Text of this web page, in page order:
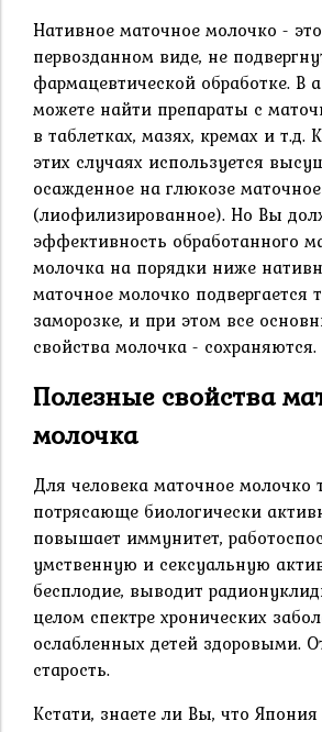
Нативное маточное молочко -
первозданном виде, не
фармацевтической обработке. В
можете найти препараты с
в таблетках, мазях, кремах и т.д.
этих случаях используется
осажденное на глюкозе
(лиофилизированное). Но Вы
эффективность обработанного
молочка на порядки ниже
маточное молочко подвергается
заморозке, и при этом все
свойства молочка - сохраняются.
Полезные свойства
молочка
Для человека маточное молочко
потрясающе биологически
повышает иммунитет,
умственную и сексуальную
бесплодие, выводит
целом спектре хронических
ослабленных детей здоровыми.
старость.
Кстати, знаете ли Вы, что